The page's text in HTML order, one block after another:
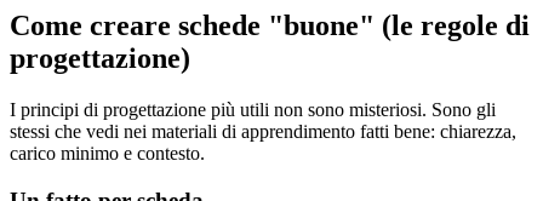
Come creare schede "buone" (le regole di
progettazione)
I principi di progettazione più utili non sono misteriosi. Sono gli
stessi che vedi nei materiali di apprendimento fatti bene: chiarezza,
carico minimo e contesto.